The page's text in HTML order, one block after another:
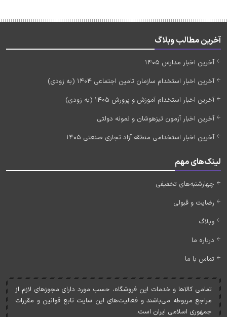
آخرین مطالب وبلاگ
آخرین اخبار مدارس 1405
آخرین اخبار استخدام سازمان تامین اجتماعی 1404 (به زودی)
آخرین اخبار استخدام آموزش و پرورش 1405 (به زودی)
آخرین اخبار آزمون تیزهوشان و نمونه دولتی
آخرین اخبار استخدامی منطقه آزاد تجاری صنعتی 1405
لینک‌های مهم
چهارشنبه‌های تخفیفی
رضایت و قبولی
وبلاگ
درباره ما
تماس با ما
تمامی کالاها و خدمات اين فروشگاه، حسب مورد دارای مجوزهای لازم از
مراجع مربوطه می‌باشند و فعاليت‌های اين سايت تابع قوانين و مقررات
جمهوری اسلامی ايران است.